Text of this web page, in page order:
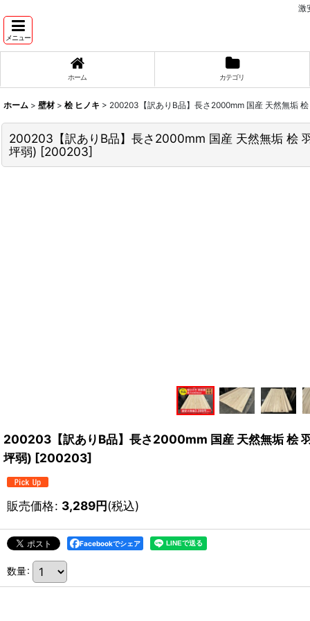
激
メニュー
ホーム カテゴリ
ホーム > 壁材 > 桧 ヒノキ > 200203【訳ありB品】長さ2000mm 国産 天然無垢
200203【訳ありB品】長さ2000mm 国産 天然無垢 桧
坪弱) [200203]
200203【訳ありB品】長さ2000mm 国産 天然無垢 桧
坪弱) [200203]
販売価格: 3,289円(税込)
Facebookでシェア
数量: